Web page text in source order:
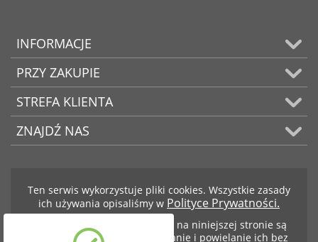
INFORMACJE
PRZY ZAKUPIE
STREFA KLIENTA
ZNAJDŹ NAS
Ten serwis wykorzystuje pliki cookies. Wszystkie zasady
ich używania opisaliśmy w Polityce Prywatności.
Teksty i zdjęcia znajdujące się na niniejszej stronie są
własnością firmy BCS. Kopiowanie i powielanie ich bez